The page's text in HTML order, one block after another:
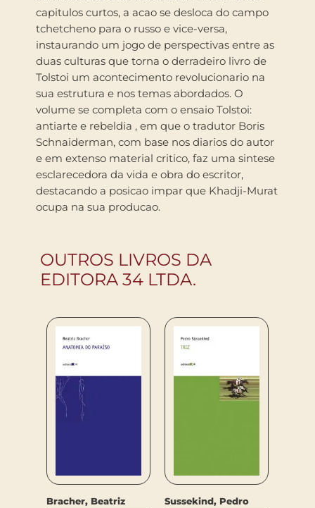
capitulos curtos, a acao se desloca do campo
tchetcheno para o russo e vice-versa,
instaurando um jogo de perspectivas entre as
duas culturas que torna o derradeiro livro de
Tolstoi um acontecimento revolucionario na
sua estrutura e nos temas abordados. O
volume se completa com o ensaio Tolstoi:
antiarte e rebeldia , em que o tradutor Boris
Schnaiderman, com base nos diarios do autor
e em extenso material critico, faz uma sintese
esclarecedora da vida e obra do escritor,
destacando a posicao impar que Khadji-Murat
ocupa na sua producao.
OUTROS LIVROS DA
EDITORA 34 LTDA.
Bracher, Beatriz
Sussekind, Pedro